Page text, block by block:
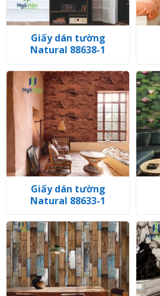
Giấy dán tường
Natural 88638-1
Giấy dán tường
Natural 88633-1